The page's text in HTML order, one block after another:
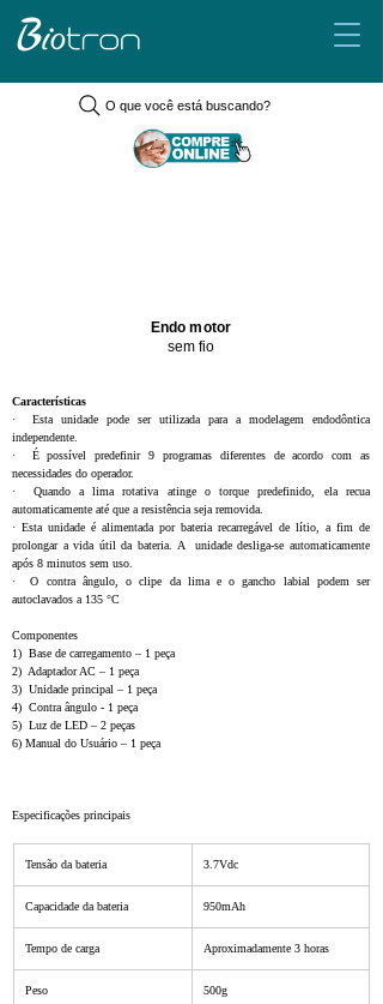
O que você está buscando?
Endo motor
sem fio
Características
·  Esta unidade pode ser utilizada para a modelagem endodôntica
independente.
·  É possível predefinir 9 programas diferentes de acordo com as
necessidades do operador.
·  Quando a lima rotativa atinge o torque predefinido, ela recua
automaticamente até que a resistência seja removida.
· Esta unidade é alimentada por bateria recarregável de lítio, a fim de
prolongar a vida útil da bateria. A  unidade desliga-se automaticamente
após 8 minutos sem uso.
·  O contra ângulo, o clipe da lima e o gancho labial podem ser
autoclavados a 135 °C
Componentes
1)  Base de carregamento – 1 peça
2)  Adaptador AC – 1 peça
3)  Unidade principal – 1 peça
4)  Contra ângulo - 1 peça
5)  Luz de LED – 2 peças
6) Manual do Usuário – 1 peça
Especificações principais
Tensão da bateria 3.7Vdc
Capacidade da bateria 950mAh
Tempo de carga Aproximadamente 3 horas
Peso 500g